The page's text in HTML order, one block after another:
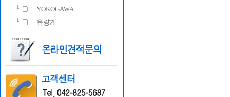
YOKOGAWA
유량계